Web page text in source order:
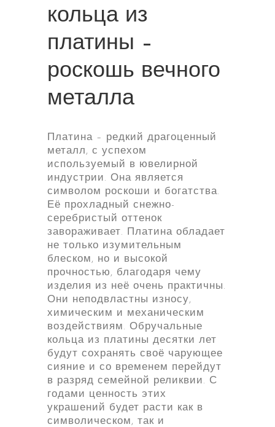
кольца из
платины –
роскошь вечного
металла
Платина – редкий драгоценный
металл, с успехом
используемый в ювелирной
индустрии. Она является
символом роскоши и богатства.
Её прохладный снежно-
серебристый оттенок
завораживает. Платина обладает
не только изумительным
блеском, но и высокой
прочностью, благодаря чему
изделия из неё очень практичны.
Они неподвластны износу,
химическим и механическим
воздействиям. Обручальные
кольца из платины десятки лет
будут сохранять своё чарующее
сияние и со временем перейдут
в разряд семейной реликвии. С
годами ценность этих
украшений будет расти как в
символическом, так и